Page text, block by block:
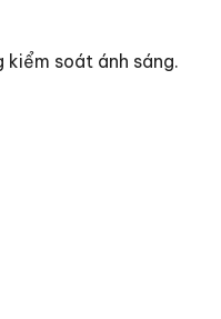
soát ánh sáng.